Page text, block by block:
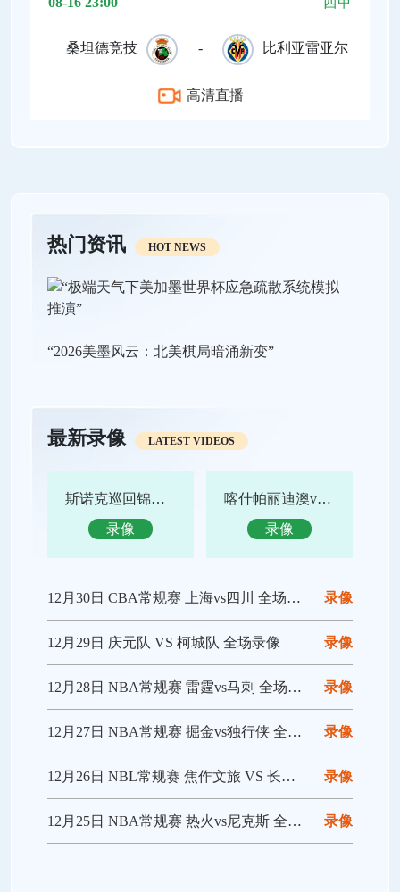
桑坦德竞技 - 比利亚雷亚尔
高清直播
热门资讯 HOT NEWS
“2026美墨风云：北美棋局暗涌新变”
最新录像 LATEST VIDEOS
斯诺克巡回锦标赛决赛 特鲁姆普vs赵心童 全场录像回放
录像
喀什帕丽迪澳vs吴川青年 全场录像回放
录像
录像
12月30日 CBA常规赛 上海vs四川 全场录像回放
录像
12月29日 庆元队 VS 柯城队 全场录像
录像
12月28日 NBA常规赛 雷霆vs马刺 全场录像回放
录像
12月27日 NBA常规赛 掘金vs独行侠 全场录像回放
录像
12月26日 NBL常规赛 焦作文旅 VS 长沙勇胜 全场录像
录像
12月25日 NBA常规赛 热火vs尼克斯 全场录像回放